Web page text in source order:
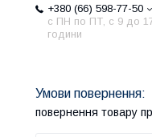
+380 (66) 598-77-50
с ПН по ПТ, с 9 до
години
повернення товару